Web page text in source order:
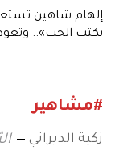
إلهام شاهين
يكتب الحب»..
#مشاهير
زكية الديراني